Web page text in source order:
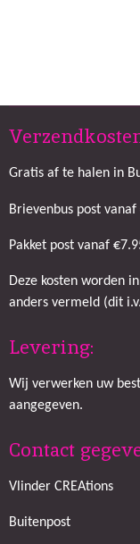
Gratis af te halen in
Brievenbus post vanaf
Pakket post vanaf
Deze kosten worden
anders vermeld (dit
Levering:
Wij verwerken uw
aangegeven.
Contact
Vlinder CREAtions
Buitenpost